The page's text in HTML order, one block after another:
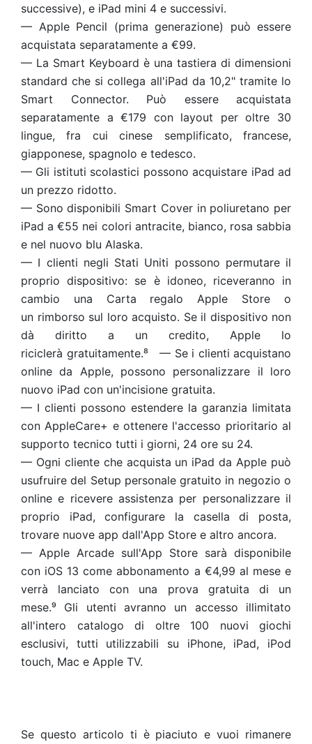
successive), e iPad mini 4 e successivi.
— Apple Pencil (prima generazione) può essere
acquistata separatamente a €99.
— La Smart Keyboard è una tastiera di dimensioni
standard che si collega all'iPad da 10,2" tramite lo
Smart Connector. Può essere acquistata
separatamente a €179 con layout per oltre 30
lingue, fra cui cinese semplificato, francese,
giapponese, spagnolo e tedesco.
— Gli istituti scolastici possono acquistare iPad ad
un prezzo ridotto.
— Sono disponibili Smart Cover in poliuretano per
iPad a €55 nei colori antracite, bianco, rosa sabbia
e nel nuovo blu Alaska.
— I clienti negli Stati Uniti possono permutare il
proprio dispositivo: se è idoneo, riceveranno in
cambio una Carta regalo Apple Store o
un rimborso sul loro acquisto. Se il dispositivo non
dà diritto a un credito, Apple lo
riciclerà gratuitamente.⁸ — Se i clienti acquistano
online da Apple, possono personalizzare il loro
nuovo iPad con un'incisione gratuita.
— I clienti possono estendere la garanzia limitata
con AppleCare+ e ottenere l'accesso prioritario al
supporto tecnico tutti i giorni, 24 ore su 24.
— Ogni cliente che acquista un iPad da Apple può
usufruire del Setup personale gratuito in negozio o
online e ricevere assistenza per personalizzare il
proprio iPad, configurare la casella di posta,
trovare nuove app dall'App Store e altro ancora.
— Apple Arcade sull'App Store sarà disponibile
con iOS 13 come abbonamento a €4,99 al mese e
verrà lanciato con una prova gratuita di un
mese.⁹ Gli utenti avranno un accesso illimitato
all'intero catalogo di oltre 100 nuovi giochi
esclusivi, tutti utilizzabili su iPhone, iPad, iPod
touch, Mac e Apple TV.
Se questo articolo ti è piaciuto e vuoi rimanere